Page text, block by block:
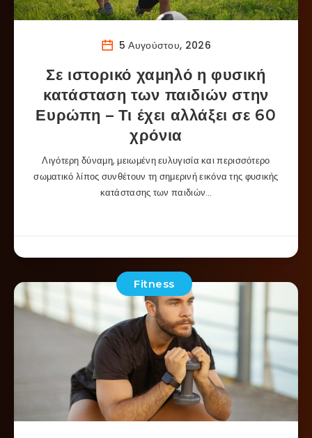
5 Αυγούστου, 2026
Σε ιστορικό χαμηλό η φυσική
κατάσταση των παιδιών στην
Ευρώπη – Τι έχει αλλάξει σε 60
χρόνια
Λιγότερη δύναμη, μειωμένη ευλυγισία και περισσότερο
σωματικό λίπος συνθέτουν τη σημερινή εικόνα της φυσικής
κατάστασης των παιδιών…
Fitness